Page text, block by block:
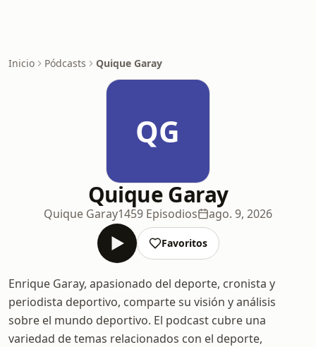
Inicio Pódcasts Quique Garay
QG
Quique Garay
Quique Garay1459 Episodios ago. 9, 2026
Favoritos
Enrique Garay, apasionado del deporte, cronista y
periodista deportivo, comparte su visión y análisis
sobre el mundo deportivo. El podcast cubre una
variedad de temas relacionados con el deporte,